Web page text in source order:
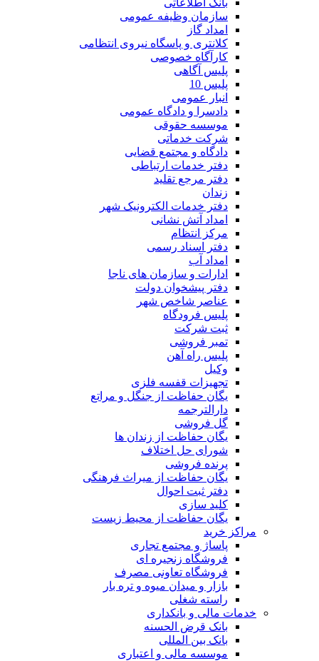
بانک اطلاعاتی
سازمان وظیفه عمومی
امداد گاز
کلانتری و پاسگاه نیروی انتظامی
کارآگاه خصوصی
پلیس آگاهی
انبار عمومی
دادسرا و دادگاه عمومی
موسسه حقوقی
شرکت خدماتی
دادگاه و مجتمع قضایی
دفتر خدمات ارتباطی
دفتر مرجع تقلید
دفتر خدمات الکترونیک شهر
امداد آتش نشانی
مرکز انتظام
دفتر اسناد رسمی
ادارات و سازمان های ناجا
دفتر پیشخوان دولت
عناصر شاخص شهر
پلیس فرودگاه
ثبت شرکت
تمبر فروشی
پلیس راه آهن
تجهیزات قفسه فلزی
یگان حفاظت از جنگل و مراتع
دارالترجمه
گل فروشی
یگان حفاظت از زندان ها
شورای حل اختلاف
پرنده فروشی
یگان حفاظت از میراث فرهنگی
دفتر ثبت احوال
کلید سازی
یگان حفاظت از محیط زیست
مراکز خرید
پاساژ و مجتمع تجاری
فروشگاه زنجیره ای
فروشگاه تعاونی مصرف
بازار و میدان میوه و تره بار
راسته شغلی
خدمات مالی و بانکداری
بانک قرض الحسنه
بانک بین المللی
موسسه مالی و اعتباری